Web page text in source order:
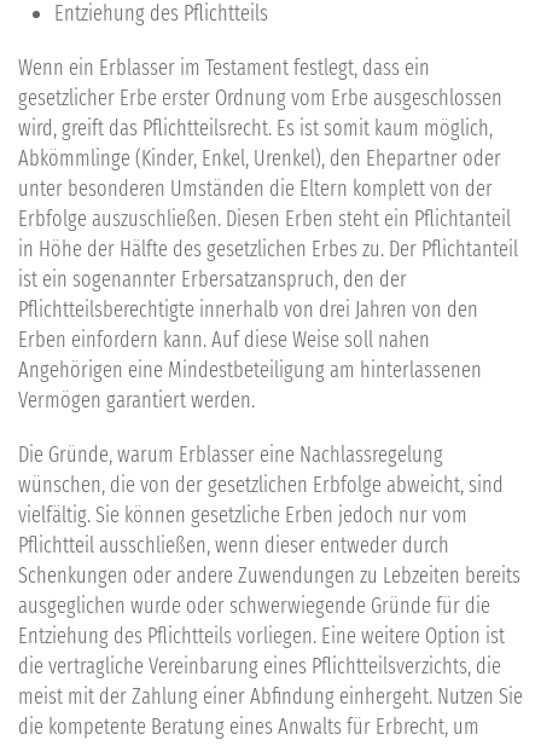
Entziehung des Pflichtteils
Wenn ein Erblasser im Testament festlegt, dass ein
gesetzlicher Erbe erster Ordnung vom Erbe ausgeschlossen
wird, greift das Pflichtteilsrecht. Es ist somit kaum möglich,
Abkömmlinge (Kinder, Enkel, Urenkel), den Ehepartner oder
unter besonderen Umständen die Eltern komplett von der
Erbfolge auszuschließen. Diesen Erben steht ein Pflichtanteil
in Höhe der Hälfte des gesetzlichen Erbes zu. Der Pflichtanteil
ist ein sogenannter Erbersatzanspruch, den der
Pflichtteilsberechtigte innerhalb von drei Jahren von den
Erben einfordern kann. Auf diese Weise soll nahen
Angehörigen eine Mindestbeteiligung am hinterlassenen
Vermögen garantiert werden.
Die Gründe, warum Erblasser eine Nachlassregelung
wünschen, die von der gesetzlichen Erbfolge abweicht, sind
vielfältig. Sie können gesetzliche Erben jedoch nur vom
Pflichtteil ausschließen, wenn dieser entweder durch
Schenkungen oder andere Zuwendungen zu Lebzeiten bereits
ausgeglichen wurde oder schwerwiegende Gründe für die
Entziehung des Pflichtteils vorliegen. Eine weitere Option ist
die vertragliche Vereinbarung eines Pflichtteilsverzichts, die
meist mit der Zahlung einer Abfindung einhergeht. Nutzen Sie
die kompetente Beratung eines Anwalts für Erbrecht, um